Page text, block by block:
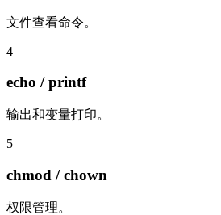
文件查看命令。
4
echo / printf
输出和变量打印。
5
chmod / chown
权限管理。